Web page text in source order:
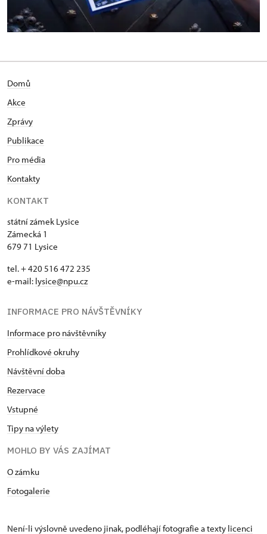
Domů
Akce
Zprávy
Publikace
Pro média
Kontakty
KONTAKT
státní zámek Lysice
Zámecká 1
679 71 Lysice
tel. + 420 516 472 235
e-mail: ​lysice@npu.cz
INFORMACE PRO NÁVŠTĚVNÍKY
Informace pro návštěvníky
Prohlídkové okruhy
Návštěvní doba
Rezervace
Vstupné
Tipy na výlety
MOHLO BY VÁS ZAJÍMAT
O zámku
Fotogalerie
Není-li výslovně uvedeno jinak, podléhají fotografie a texty licenci